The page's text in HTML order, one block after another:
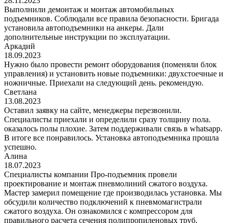
Выполнили демонтаж и монтаж автомобильных
подъемников. Соблюдали все правила безопасности. Бригада
установила автоподъемники на анкеры. Дали
дополнительные инструкции по эксплуатации.
Аркадий
18.09.2023
Нужно было провести ремонт оборудования (поменяли блок
управления) и установить новые подъемники: двухстоечные и
ножничные. Приехали на следующий день. рекомендую.
Светлана
13.08.2023
Оставил заявку на сайте, менеджеры перезвонили.
Специалисты приехали и определили сразу толщину пола.
оказалось полы плохие. Затем поддерживали связь в whatsapp.
В итоге все понравилось. Установка автоподъемника прошла
успешно.
Алина
18.07.2023
Специалисты компании Про-подъемник провели
проектирование и монтаж пневмолиний сжатого воздуха.
Мастер замерил помещение где производилась установка. Мы
обсудили количество подключений к пневмомагистрали
сжатого воздуха. Он ознакомился с компрессором для
правильного расчета сечения полипропиленовых труб,